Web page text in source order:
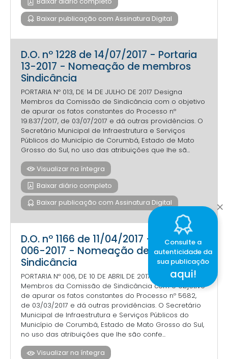
Baixar publicação com Assinatura Digital
D.O. nº 1228 de 14/07/2017 - Portaria
13-2017 - Nomeação de membros
Sindicância
PORTARIA Nº 013, DE 14 DE JULHO DE 2017 Designa
Membros da Comissão de Sindicância com o objetivo
de apurar os fatos constantes do Processo nº
19.837/2017, de 03/07/2017 e dá outras providências. O
Secretário Municipal de Infraestrutura e Serviços
Públicos do Município de Corumbá, Estado de Mato
Grosso do Sul, no uso das atribuições que lhe sã...
Visualizar na íntegra
Baixar diário completo
Baixar publicação com Assinatura Digital
D.O. nº 1166 de 11/04/2017 - Portaria
006-2017 - Nomeação de membros
Sindicância
PORTARIA Nº 006, DE 10 DE ABRIL DE 2017 Designa
Membros da Comissão de Sindicância com o objetivo
de apurar os fatos constantes do Processo nº 5682,
de 03/03/2017 e dá outras providências. O Secretário
Municipal de Infraestrutura e Serviços Públicos do
Município de Corumbá, Estado de Mato Grosso do Sul,
no uso das atribuições que lhe são confe...
Visualizar na íntegra
Consulte a
autenticidade da
sua publicação
aqui!